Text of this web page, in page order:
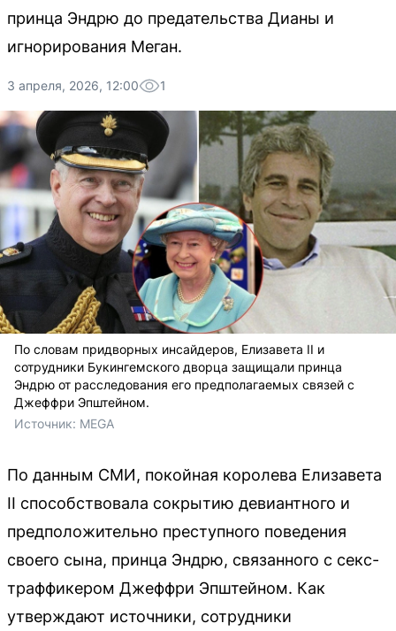
принца Эндрю до предательства Дианы и
игнорирования Меган.
3 апреля, 2026, 12:00 1
По словам придворных инсайдеров, Елизавета II и
сотрудники Букингемского дворца защищали принца
Эндрю от расследования его предполагаемых связей с
Джеффри Эпштейном.
Источник: MEGA
По данным СМИ, покойная королева Елизавета
II способствовала сокрытию девиантного и
предположительно преступного поведения
своего сына, принца Эндрю, связанного с секс-
траффикером Джеффри Эпштейном. Как
утверждают источники, сотрудники